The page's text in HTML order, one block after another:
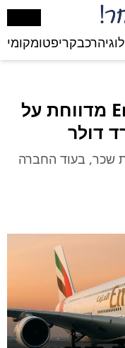
רכבקריפטומקומי
חברת התעופה Emirates מדווחת על
בונוס של 22 שבועות שכר, בעוד החברה